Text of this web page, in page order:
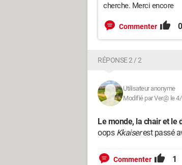
cherche. Merci encore
Commenter 0
RÉPONSE 2 / 2
Utilisateur anonyme
Modifié par Ver@ le
Le monde, la chair et le
oops Kkaiserest passé
Commenter 1